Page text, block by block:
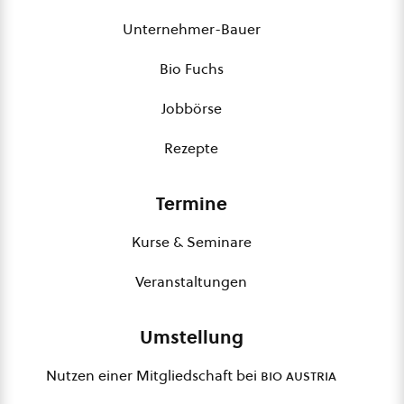
Unternehmer-Bauer
Bio Fuchs
Jobbörse
Rezepte
Termine
Kurse & Seminare
Veranstaltungen
Umstellung
Nutzen einer Mitgliedschaft bei bio austria